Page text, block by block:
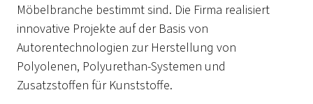
Möbelbranche bestimmt sind. Die Firma realisiert
innovative Projekte auf der Basis von
Autorentechnologien zur Herstellung von
Polyolenen, Polyurethan-Systemen und
Zusatzstoffen für Kunststoffe.